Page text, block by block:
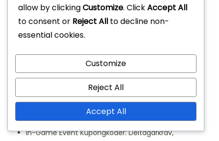
Om
Hör av dig
Senaste inlägg
Nya spelarkupongkoder: Berättigande, Speciella
belöningar, Hur man löser in
Feedback På Evenemangs Dungeon Priser:
Gemenskapsreaktioner, Förslag, Trender
In-Game Event Kupongkoder: Deltagarkrav,
allow by clickingCustomize. ClickAccept All
to consent or Reject All to decline non-
essential cookies.
Customize
Reject All
Accept All